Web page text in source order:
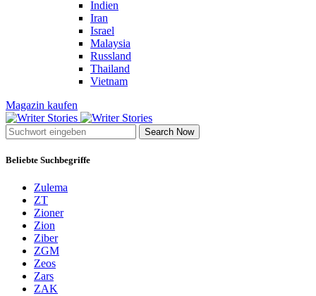
Indien
Iran
Israel
Malaysia
Russland
Thailand
Vietnam
Magazin kaufen
Search Now
Beliebte Suchbegriffe
Zulema
ZT
Zioner
Zion
Ziber
ZGM
Zeos
Zars
ZAK